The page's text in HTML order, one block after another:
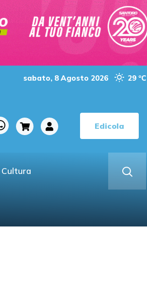
sabato, 8 Agosto 2026 29 °C
Edicola